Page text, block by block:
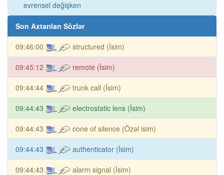
evrensel değişken
Son Axtarılan Sözlər
09:46:00 structured (İsim)
09:45:12 remote (İsim)
09:44:44 trunk call (İsim)
09:44:43 electrostatic lens (İsim)
09:44:43 cone of silence (Özəl isim)
09:44:43 authenticator (İsim)
09:44:43 alarm signal (İsim)